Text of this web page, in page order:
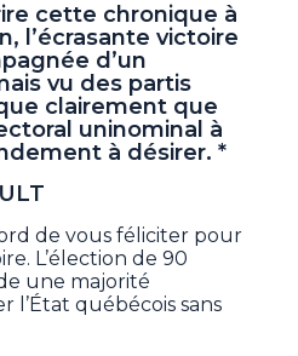
cette chronique à
l’écrasante victoire
d’un
vu des partis
clairement que
uninominal à
à désirer. *
de vous féliciter pour
L’élection de 90
une majorité
l’État québécois sans